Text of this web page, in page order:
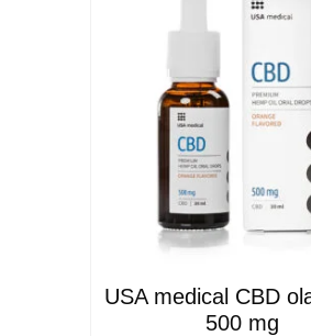
USA medical CBD
500 mg